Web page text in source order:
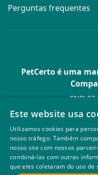
Perguntas frequentes
PetCerto é uma
CNPJ
Av. Paulista, 1.636 Conj. 4
© PetCerto -
Este website usa
Utilizamos cookies para
nosso tráfego. Também
nosso site com nossos
combiná-las com outras
que eles coletaram do uso de